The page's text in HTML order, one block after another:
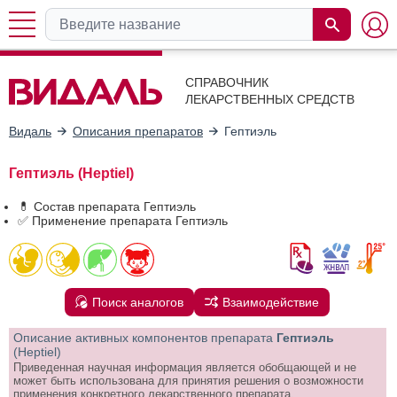
СПРАВОЧНИК
ЛЕКАРСТВЕННЫХ СРЕДСТВ
Видаль Описания препаратов Гептиэль
Гептиэль (Heptiel)
💊 Состав препарата Гептиэль
✅ Применение препарата Гептиэль
Поиск аналогов Взаимодействие
Описание активных компонентов препарата Гептиэль
(Heptiel)
Приведенная научная информация является обобщающей и не
может быть использована для принятия решения о возможности
применения конкретного лекарственного препарата.